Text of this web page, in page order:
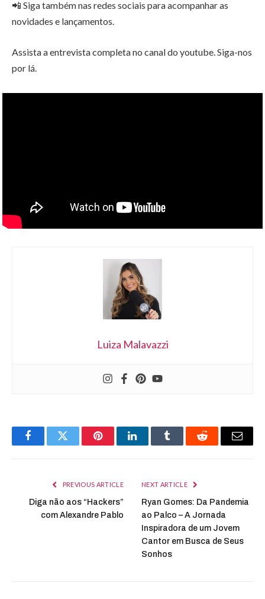
📲 Siga também nas redes sociais para acompanhar as
novidades e lançamentos.
Assista a entrevista completa no canal do youtube. Siga-nos
por lá.
Luiza Malavazzi
FacebookTwitter PinterestLinkedInTumblr Reddit Email
PREVIOUS ARTICLE
Diga não aos “Hackers”
com Alexandre Pablo
NEXT ARTICLE
Ryan Gomes: Da Pandemia
ao Palco – A Jornada
Inspiradora de um Jovem
Cantor em Busca de Seus
Sonhos